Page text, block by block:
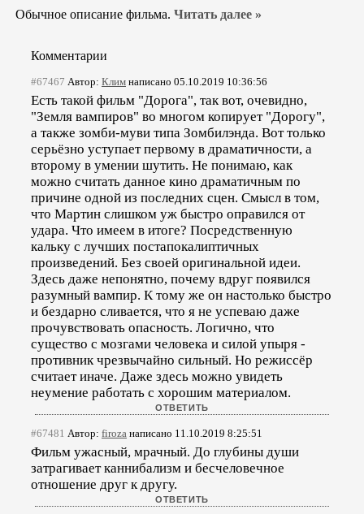
Обычное описание фильма. Читать далее »
Комментарии
#67467 Автор: Клим написано 05.10.2019 10:36:56
Есть такой фильм "Дорога", так вот, очевидно,
"Земля вампиров" во многом копирует "Дорогу",
а также зомби-муви типа Зомбилэнда. Вот только
серьёзно уступает первому в драматичности, а
второму в умении шутить. Не понимаю, как
можно считать данное кино драматичным по
причине одной из последних сцен. Смысл в том,
что Мартин слишком уж быстро оправился от
удара. Что имеем в итоге? Посредственную
кальку с лучших постапокалиптичных
произведений. Без своей оригинальной идеи.
Здесь даже непонятно, почему вдруг появился
разумный вампир. К тому же он настолько быстро
и бездарно сливается, что я не успеваю даже
прочувствовать опасность. Логично, что
существо с мозгами человека и силой упыря -
противник чрезвычайно сильный. Но режиссёр
считает иначе. Даже здесь можно увидеть
неумение работать с хорошим материалом.
#67481 Автор: firoza написано 11.10.2019 8:25:51
Фильм ужасный, мрачный. До глубины души
затрагивает каннибализм и бесчеловечное
отношение друг к другу.